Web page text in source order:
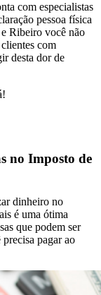
com especialistas
pessoa física
Ribeiro você não
com
desta dor de
no Imposto de
dinheiro no
é uma ótima
que podem ser
pagar ao